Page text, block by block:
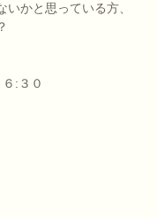
かと思っている方、
:３０